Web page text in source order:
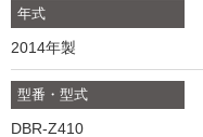
年式
2014年製
型番・型式
DBR-Z410